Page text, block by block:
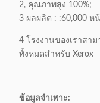
2, คุณภาพสูง 100%;
3 ผลผลิต : :60,000 ห
4 โรงงานของเราสา
ทั้งหมดสำหรับ Xerox
ข้อมูลจำเพาะ: